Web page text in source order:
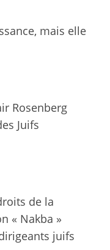
mais elle
Rosenberg
Juifs
de la
« Nakba »
juifs